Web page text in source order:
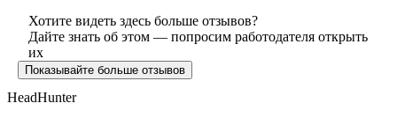
Хотите видеть здесь больше отзывов?
Дайте знать об этом — попросим работодателя открыть
их
Показывайте больше отзывов
HeadHunter